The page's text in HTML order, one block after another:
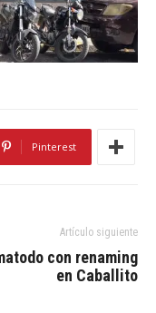
Pinterest
Artículo siguiente
con renaming
en Caballito